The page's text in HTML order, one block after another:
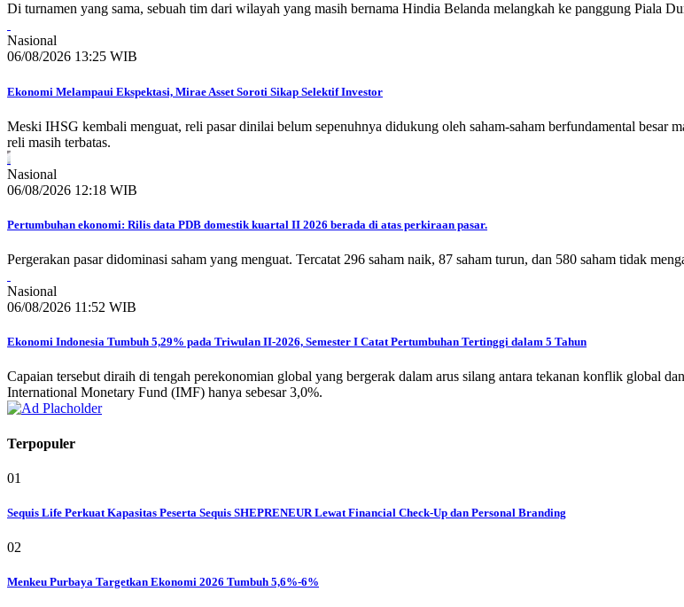
Di turnamen yang sama, sebuah tim dari wilayah yang masih bernama Hindia Belanda melangkah ke panggung Piala
Nasional
06/08/2026 13:25 WIB
Ekonomi Melampaui Ekspektasi, Mirae Asset Soroti Sikap Selektif Investor
Meski IHSG kembali menguat, reli pasar dinilai belum sepenuhnya didukung oleh saham-saham berfundamental besar
reli masih terbatas.
Nasional
06/08/2026 12:18 WIB
Pertumbuhan ekonomi: Rilis data PDB domestik kuartal II 2026 berada di atas perkiraan pasar.
Pergerakan pasar didominasi saham yang menguat. Tercatat 296 saham naik, 87 saham turun, dan 580 saham tidak
Nasional
06/08/2026 11:52 WIB
Ekonomi Indonesia Tumbuh 5,29% pada Triwulan II-2026, Semester I Catat Pertumbuhan Tertinggi dalam 5 Tahun
Capaian tersebut diraih di tengah perekonomian global yang bergerak dalam arus silang antara tekanan konflik global
International Monetary Fund (IMF) hanya sebesar 3,0%.
Terpopuler
01
Sequis Life Perkuat Kapasitas Peserta Sequis SHEPRENEUR Lewat Financial Check-Up dan Personal Branding
02
Menkeu Purbaya Targetkan Ekonomi 2026 Tumbuh 5,6%-6%